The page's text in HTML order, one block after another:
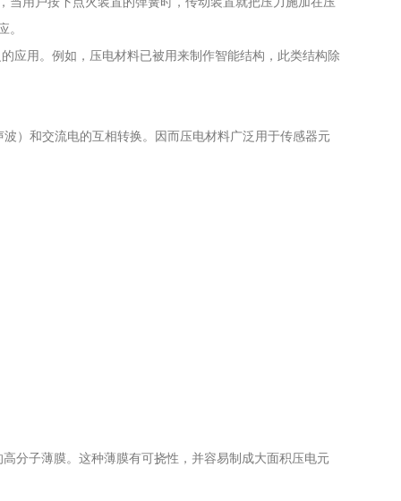
。
用。例如，压电材料已被用来制作智能结构，此类结构除
和交流电的互相转换。因而压电材料广泛用于传感器元
子薄膜。这种薄膜有可挠性，并容易制成大面积压电元